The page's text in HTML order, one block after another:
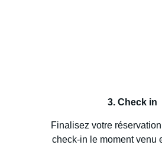
3. Check in
Finalisez votre
check-in le moment venu